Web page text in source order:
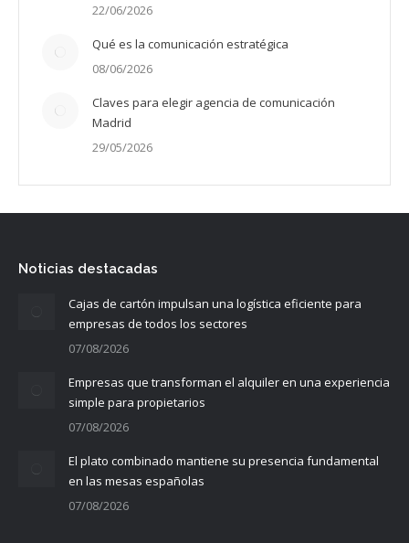
22/06/2026
Qué es la comunicación estratégica
08/06/2026
Claves para elegir agencia de comunicación
Madrid
29/05/2026
Noticias destacadas
Cajas de cartón impulsan una logística eficiente para
empresas de todos los sectores
07/08/2026
Empresas que transforman el alquiler en una experiencia
simple para propietarios
07/08/2026
El plato combinado mantiene su presencia fundamental
en las mesas españolas
07/08/2026